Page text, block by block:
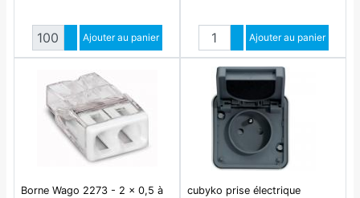
Quantité
Augmenter quantité
Diminuer quantité
Ajouter au panier Quantité
Augmenter quantité
Diminuer quantité
Ajouter au panier
Borne Wago 2273 - 2 x 0,5 à
cubyko prise électrique